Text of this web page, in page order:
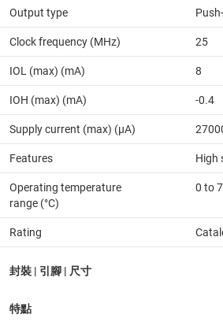
Output type Push-
Clock frequency (MHz) 25
IOL (max) (mA) 8
IOH (max) (mA) -0.4
Supply current (max) (µA)
Features High
Operating temperature
range (°C)
0 to
Rating